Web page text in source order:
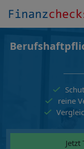
reine